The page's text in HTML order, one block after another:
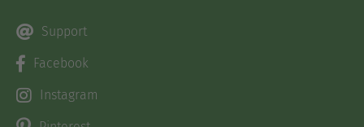
Support
Facebook
Instagram